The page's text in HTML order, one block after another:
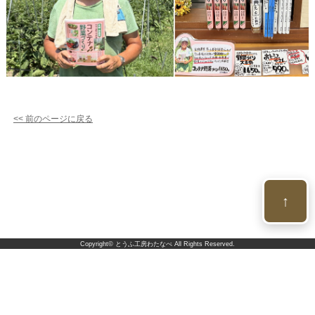
<< 前のページに戻る
↑
Copyright© とうふ工房わたなべ All Rights Reserved.